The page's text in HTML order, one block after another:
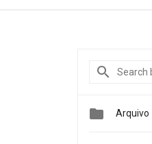
 Arquivo